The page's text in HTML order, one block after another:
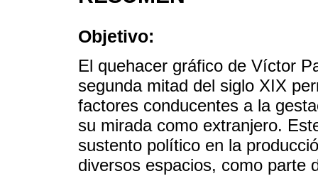
Objetivo:
El quehacer gráfico de Víctor
segunda mitad del siglo XIX
factores conducentes a la
su mirada como extranjero.
sustento político en la
diversos espacios, como parte